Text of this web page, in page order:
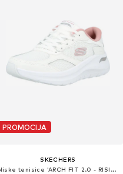
PROMOCIJA
SKECHERS
Niske tenisice 'ARCH FIT 2.0 - RISING TIDE'